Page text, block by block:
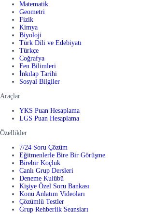
Matematik
Geometri
Fizik
Kimya
Biyoloji
Türk Dili ve Edebiyatı
Türkçe
Coğrafya
Fen Bilimleri
İnkılap Tarihi
Sosyal Bilgiler
Araçlar
YKS Puan Hesaplama
LGS Puan Hesaplama
Özellikler
7/24 Soru Çözüm
Eğitmenlerle Bire Bir Görüşme
Birebir Koçluk
Canlı Grup Dersleri
Deneme Kulübü
Kişiye Özel Soru Bankası
Konu Anlatım Videoları
Çözümlü Testler
Grup Rehberlik Seansları